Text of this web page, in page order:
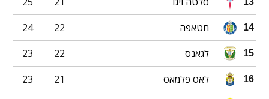
14 חטאפה 22
24
15 לגאנס 22
23
16 לאס פלמאס 21
23